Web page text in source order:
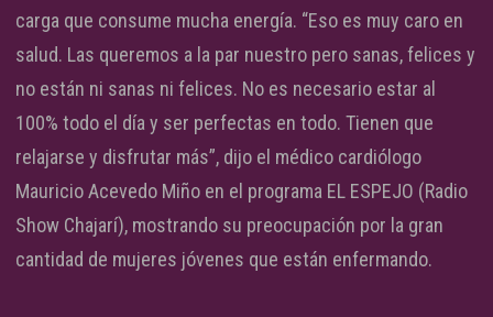
carga que consume mucha energía. “Eso es muy caro en
salud. Las queremos a la par nuestro pero sanas, felices y
no están ni sanas ni felices. No es necesario estar al
100% todo el día y ser perfectas en todo. Tienen que
relajarse y disfrutar más”, dijo el médico cardiólogo
Mauricio Acevedo Miño en el programa EL ESPEJO (Radio
Show Chajarí), mostrando su preocupación por la gran
cantidad de mujeres jóvenes que están enfermando.